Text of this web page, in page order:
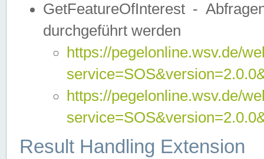
GetFeatureOfInterest -
durchgeführt werden
https://pegelonline.wsv.de/
https://pegelonline.wsv.de/
Result Handling Extension